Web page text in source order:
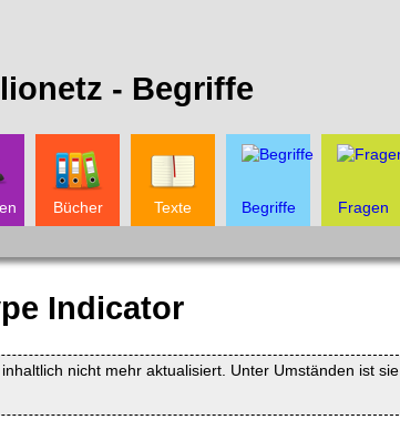
- Begriffe
Bücher Texte Begriffe Fragen
Indicator
nicht mehr aktualisiert. Unter Umständen ist sie